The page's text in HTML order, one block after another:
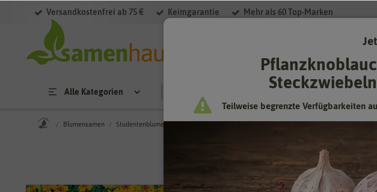
Versandkostenfrei ab 75 € Keimgarantie Mehr als 60 Top-Marken
Alle Kategorien
Blumensamen Studentenblumensamen
Teilweise begrenzte Verfügbarkeiten